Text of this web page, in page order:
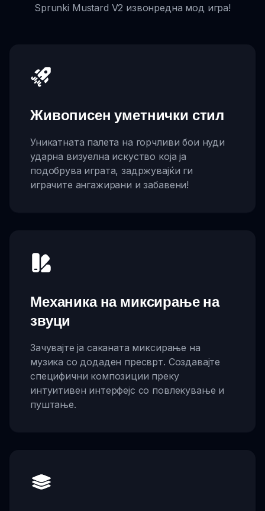
Sprunki Mustard V2 извонредна мод игра!
Живописен уметнички стил
Уникатната палета на горчливи бои нуди
ударна визуелна искуство која ја
подобрува играта, задржувајќи ги
играчите ангажирани и забавени!
Механика на миксирање на
звуци
Зачувајте ја саканата миксирање на
музика со додаден пресврт. Создавајте
специфични композиции преку
интуитивен интерфејс со повлекување и
пуштање.